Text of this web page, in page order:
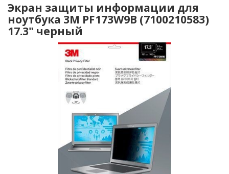
Экран защиты информации для
ноутбука 3M PF173W9B (7100210583)
17.3" черный